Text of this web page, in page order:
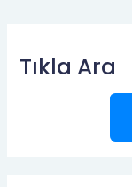
Tıkla Ara